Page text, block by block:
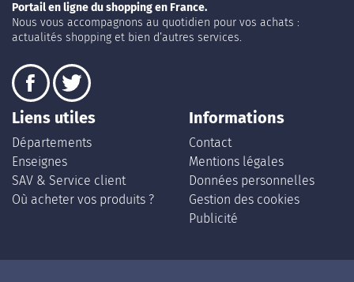
Portail en ligne du shopping en France.
Nous vous accompagnons au quotidien pour vos achats :
actualités shopping et bien d’autres services.
Liens utiles
Départements
Enseignes
SAV & Service client
Où acheter vos produits ?
Informations
Contact
Mentions légales
Données personnelles
Gestion des cookies
Publicité